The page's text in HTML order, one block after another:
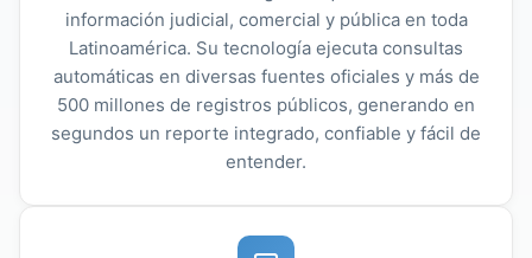
información judicial, comercial y pública en toda
Latinoamérica. Su tecnología ejecuta consultas
automáticas en diversas fuentes oficiales y más de
500 millones de registros públicos, generando en
segundos un reporte integrado, confiable y fácil de
entender.